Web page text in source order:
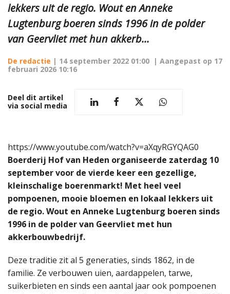
lekkers uit de regio. Wout en Anneke
Lugtenburg boeren sinds 1996 in de polder
van Geervliet met hun akkerb...
De redactie | 14 september 2022 01:00 | Aangepast op 17
februari 2026 10:16
Deel dit artikel
via social media
https://www.youtube.com/watch?v=aXqyRGYQAG0
Boerderij Hof van Heden organiseerde zaterdag 10
september voor de vierde keer een gezellige,
kleinschalige boerenmarkt! Met heel veel
pompoenen, mooie bloemen en lokaal lekkers uit
de regio. Wout en Anneke Lugtenburg boeren sinds
1996 in de polder van Geervliet met hun
akkerbouwbedrijf.
Deze traditie zit al 5 generaties, sinds 1862, in de
familie. Ze verbouwen uien, aardappelen, tarwe,
suikerbieten en sinds een aantal jaar ook pompoenen